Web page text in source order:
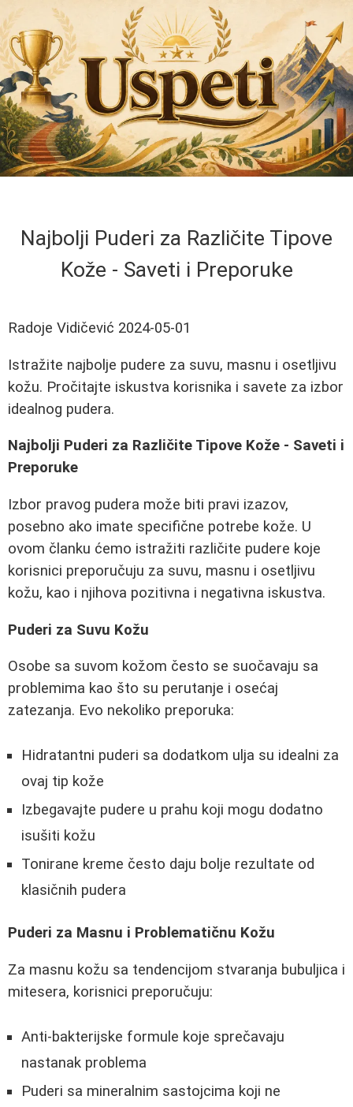
Najbolji Puderi za Različite Tipove
Kože - Saveti i Preporuke
Radoje Vidičević 2024-05-01
Istražite najbolje pudere za suvu, masnu i osetljivu
kožu. Pročitajte iskustva korisnika i savete za izbor
idealnog pudera.
Najbolji Puderi za Različite Tipove Kože - Saveti i
Preporuke
Izbor pravog pudera može biti pravi izazov,
posebno ako imate specifične potrebe kože. U
ovom članku ćemo istražiti različite pudere koje
korisnici preporučuju za suvu, masnu i osetljivu
kožu, kao i njihova pozitivna i negativna iskustva.
Puderi za Suvu Kožu
Osobe sa suvom kožom često se suočavaju sa
problemima kao što su perutanje i osećaj
zatezanja. Evo nekoliko preporuka:
Hidratantni puderi sa dodatkom ulja su idealni za
ovaj tip kože
Izbegavajte pudere u prahu koji mogu dodatno
isušiti kožu
Tonirane kreme često daju bolje rezultate od
klasičnih pudera
Puderi za Masnu i Problematičnu Kožu
Za masnu kožu sa tendencijom stvaranja bubuljica i
mitesera, korisnici preporučuju:
Anti-bakterijske formule koje sprečavaju
nastanak problema
Puderi sa mineralnim sastojcima koji ne